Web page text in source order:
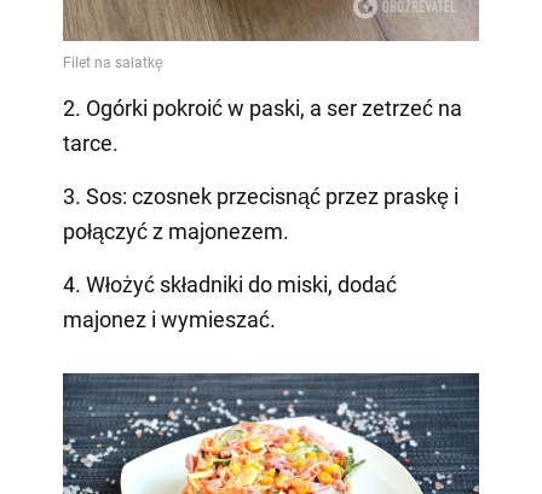
2. Ogórki pokroić w paski, a ser zetrzeć na
tarce.
3. Sos: czosnek przecisnąć przez praskę i
połączyć z majonezem.
4. Włożyć składniki do miski, dodać
majonez i wymieszać.